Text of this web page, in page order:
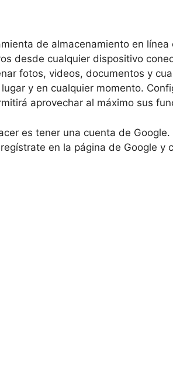
de almacenamiento en
desde cualquier dispositivo
fotos, videos, documentos y
y en cualquier momento.
aprovechar al máximo sus
es tener una cuenta de
en la página de Google y